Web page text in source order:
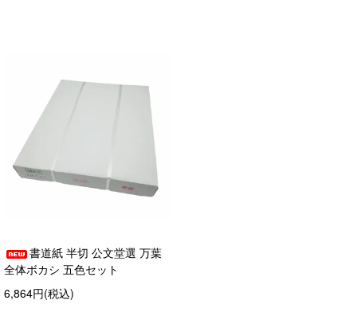
書道紙 半切 公文堂選 万葉
全体ボカシ 五色セット
6,864円(税込)